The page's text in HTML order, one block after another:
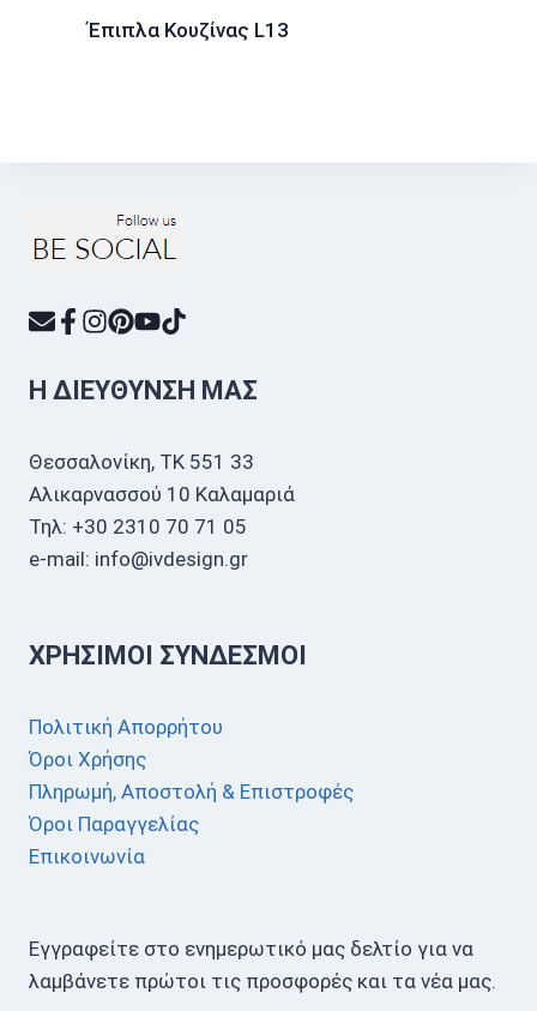
Έπιπλα Κουζίνας L13
Η ΔΙΕΎΘΥΝΣΗ ΜΑΣ
Θεσσαλονίκη, ΤΚ 551 33
Αλικαρνασσού 10 Καλαμαριά
Τηλ: +30 2310 70 71 05
e-mail: info@ivdesign.gr
ΧΡΉΣΙΜΟΙ ΣΎΝΔΕΣΜΟΙ
Πολιτική Απορρήτου
Όροι Χρήσης
Πληρωμή, Αποστολή & Επιστροφές
Όροι Παραγγελίας
Επικοινωνία
Εγγραφείτε στο ενημερωτικό μας δελτίο για να
λαμβάνετε πρώτοι τις προσφορές και τα νέα μας.